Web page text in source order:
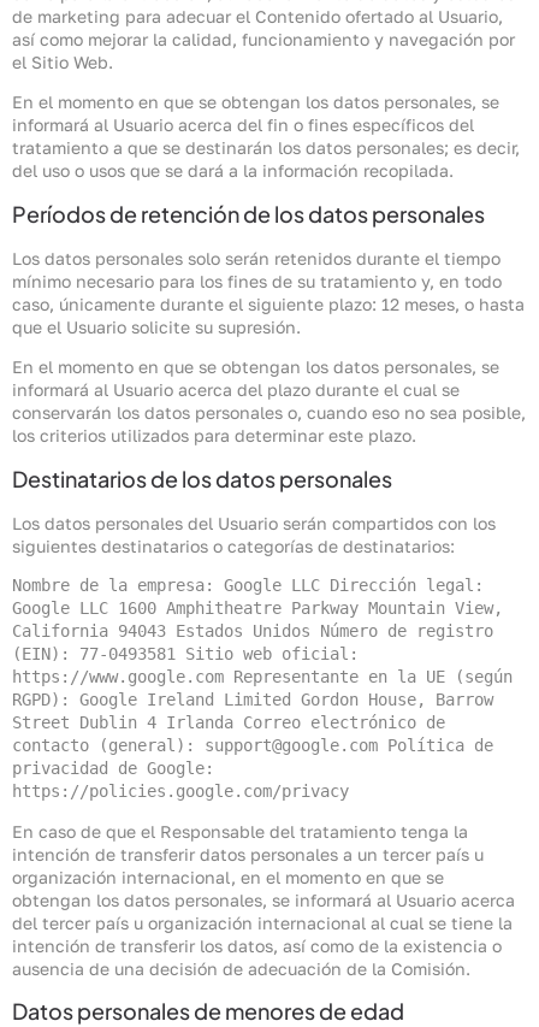
de marketing para adecuar el Contenido ofertado al Usuario,
así como mejorar la calidad, funcionamiento y navegación por
el Sitio Web.
En el momento en que se obtengan los datos personales, se
informará al Usuario acerca del fin o fines específicos del
tratamiento a que se destinarán los datos personales; es decir,
del uso o usos que se dará a la información recopilada.
Períodos de retención de los datos personales
Los datos personales solo serán retenidos durante el tiempo
mínimo necesario para los fines de su tratamiento y, en todo
caso, únicamente durante el siguiente plazo: 12 meses, o hasta
que el Usuario solicite su supresión.
En el momento en que se obtengan los datos personales, se
informará al Usuario acerca del plazo durante el cual se
conservarán los datos personales o, cuando eso no sea posible,
los criterios utilizados para determinar este plazo.
Destinatarios de los datos personales
Los datos personales del Usuario serán compartidos con los
siguientes destinatarios o categorías de destinatarios:
Nombre de la empresa: Google LLC Dirección legal:
Google LLC 1600 Amphitheatre Parkway Mountain View,
California 94043 Estados Unidos Número de registro
(EIN): 77-0493581 Sitio web oficial:
https://www.google.com Representante en la UE (según
RGPD): Google Ireland Limited Gordon House, Barrow
Street Dublin 4 Irlanda Correo electrónico de
contacto (general): support@google.com Política de
privacidad de Google:
https://policies.google.com/privacy
En caso de que el Responsable del tratamiento tenga la
intención de transferir datos personales a un tercer país u
organización internacional, en el momento en que se
obtengan los datos personales, se informará al Usuario acerca
del tercer país u organización internacional al cual se tiene la
intención de transferir los datos, así como de la existencia o
ausencia de una decisión de adecuación de la Comisión.
Datos personales de menores de edad